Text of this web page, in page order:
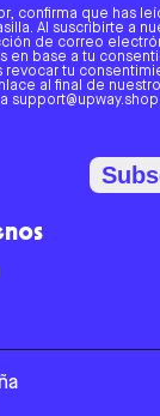
confirma que has
Al suscribirte a
de correo
en base a tu
revocar tu
al final de
support@upway.shop.